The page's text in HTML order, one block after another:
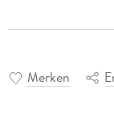
Merken